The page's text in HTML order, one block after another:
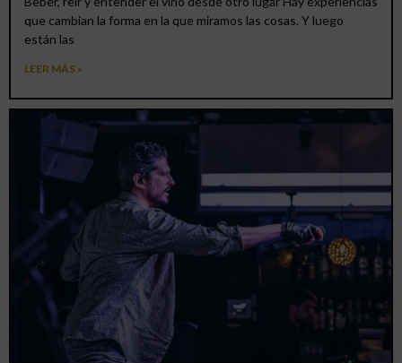
que cambian la forma en la que miramos las cosas. Y luego
están las
LEER MÁS »